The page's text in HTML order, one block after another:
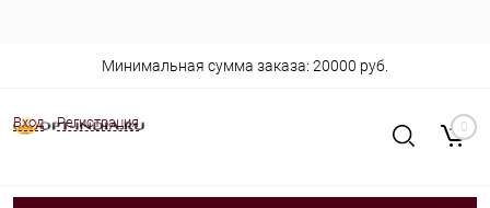
Вход Регистрация
Минимальная сумма заказа: 20000 руб.
0